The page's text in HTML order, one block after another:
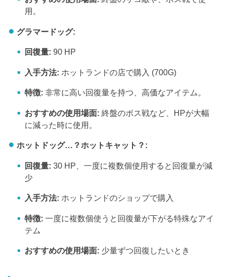
用。
グラマードッグ:
回復量: 90 HP
入手方法: ホットランドの店で購入 (700G)
特徴: 非常に高い回復量を持つ、高価なアイテム。
おすすめの使用場面: 終盤のボス戦など、HPが大幅
に減った時に使用。
ホットドッグ…？ホットキャット？:
回復量: 30 HP、一度に複数個使用すると回復量が減
少
入手方法: ホットランドのショップで購入
特徴: 一度に複数個使うと回復量が下がる特殊なアイ
テム
おすすめの使用場面: 少量ずつ回復したいとき